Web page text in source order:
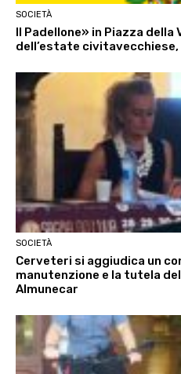
SOCIETÀ
Il Padellone» in Piazza
dell’estate civitavecchiese,
SOCIETÀ
Cerveteri si aggiudica un
manutenzione e la tutela
Almunecar